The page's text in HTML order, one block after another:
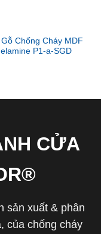
Chống Cháy MDF
P1-a-SGD
CỬA
sản xuất & phân
của chống cháy